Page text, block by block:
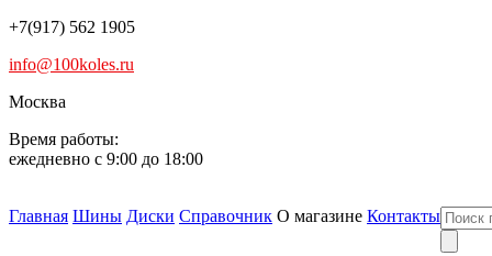
+7(917) 562 1905
info@100koles.ru
Москва
Время работы:
ежедневно с 9:00 до 18:00
Главная Шины Диски Справочник О магазине Контакты